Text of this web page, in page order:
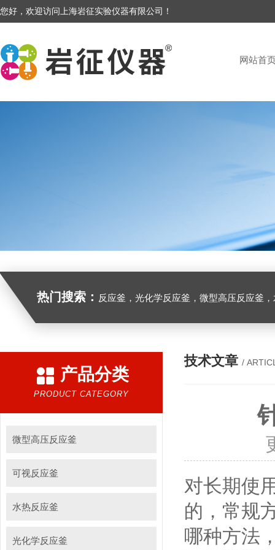
您好，欢迎访问上海岩征实验仪器有限公司！
网站首
热门搜索： 反应釜，光化学反应釜，微型高压反应釜
产品分类
PRODUCT CATEGORY
微型高压反应釜
可视反应釜
水热反应釜
光化学反应釜
技术文章 /
对长期使
的，常规
哪种方法